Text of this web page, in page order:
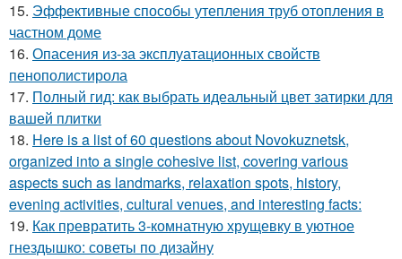
15. Эффективные способы утепления труб отопления в
частном доме
16. Опасения из-за эксплуатационных свойств
пенополистирола
17. Полный гид: как выбрать идеальный цвет затирки для
вашей плитки
18. Here is a list of 60 questions about Novokuznetsk,
organized into a single cohesive list, covering various
aspects such as landmarks, relaxation spots, history,
evening activities, cultural venues, and interesting facts:
19. Как превратить 3-комнатную хрущевку в уютное
гнездышко: советы по дизайну